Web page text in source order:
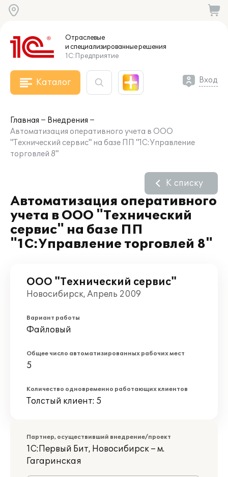
Отраслевые
и специализированныерешения
1С:Предприятие
Каталог Вход
Главная
Внедрения
Автоматизация оперативного учета в ООО
"Технический сервис" на базе ПП "1С:Управление
торговлей 8"
Автоматизация оперативного
учета в ООО "Технический
сервис" на базе ПП
"1С:Управление торговлей 8"
К списку
ООО "Технический сервис"
Новосибирск, Апрель 2009
Вариант работы
Файловый
Общее число автоматизированных рабочих мест
5
Количество одновременно работающих клиентов
Толстый клиент: 5
Партнер, осуществивший внедрение/проект
1С:Первый Бит, Новосибирск – м.
Гагаринская